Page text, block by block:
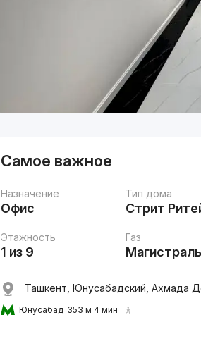
Самое важное
Назначение
Офис
Тип дома
Стрит
Этажность
1 из 9
Газ
Ташкент, Юнусабадский, Ахмада
Юнусабад 353 м 4 мин